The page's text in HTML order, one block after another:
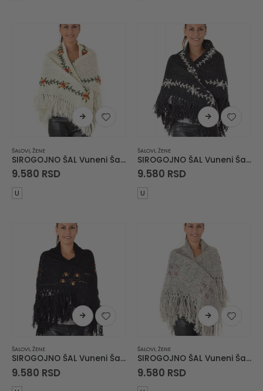
ŠALOVI ŽENE
SIROGOJNO ŠAL Vuneni Šal Troper
9.580 RSD
U
ŠALOVI ŽENE
SIROGOJNO ŠAL Vuneni Šal Troper
9.580 RSD
U
ŠALOVI, ŽENE
SIROGOJNO ŠAL Vuneni Šal Troper
9.580 RSD
ŠALOVI, ŽENE
SIROGOJNO ŠAL Vuneni Šal Troper
9.580 RSD